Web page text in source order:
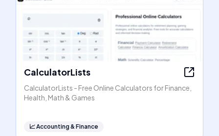
CalculatorLists
CalculatorLists - Free Online Calculators for Finance,
Health, Math & Games
📈Accounting & Finance